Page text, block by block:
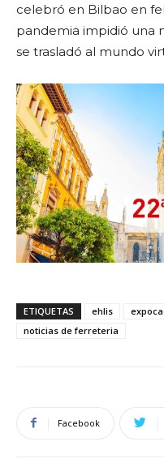
celebró en Bilbao en
pandemia impidió una
se trasladó al mundo
ETIQUETAS ehlis
noticias de ferreteria
Facebook